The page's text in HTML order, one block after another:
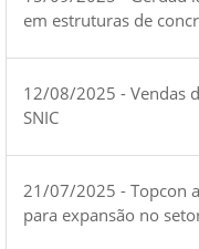
em estruturas de
12/08/2025 - Vendas
SNIC
21/07/2025 - Topcon
para expansão no